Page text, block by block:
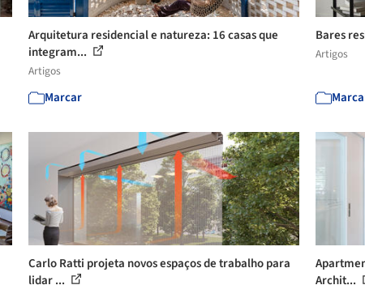
Arquitetura residencial e natureza: 16 casas que
integram...
Artigos
Marcar
Bares
Artigos
Carlo Ratti projeta novos espaços de trabalho para
lidar ...
Archit...